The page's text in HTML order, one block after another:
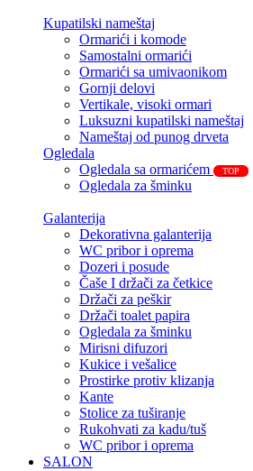
Kupatilski nameštaj
Ormarići i komode
Samostalni ormarići
Ormarići sa umivaonikom
Gornji delovi
Vertikale, visoki ormari
Luksuzni kupatilski nameštaj
Nameštaj od punog drveta
Ogledala
Ogledala sa ormarićem
TOP
Ogledala za šminku
Galanterija
Dekorativna galanterija
WC pribor i oprema
Dozeri i posude
Čaše I držači za četkice
Držači za peškir
Držači toalet papira
Ogledala za šminku
Mirisni difuzori
Kukice i vešalice
Prostirke protiv klizanja
Kante
Stolice za tuširanje
Rukohvati za kadu/tuš
WC pribor i oprema
SALON